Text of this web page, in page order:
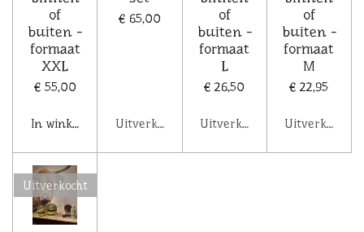
of
buiten -
formaat
XXL
€ 55,00
In winkelwagen
€ 65,00
Uitverkocht
of
buiten -
formaat
L
€ 26,50
Uitverkocht
of
buiten -
formaat
M
€ 22,95
Uitverkocht
Uitverkocht